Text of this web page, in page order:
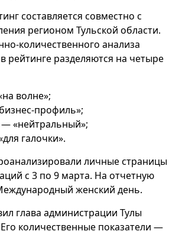
составляется совместно с
регионом Тульской области.
количественного анализа
рейтинге разделяются на четыре
волне»;
профиль»;
«нейтральный»;
галочки».
личные страницы
с 3 по 9 марта. На отчетную
женский день.
глава администрации Тулы
количественные показатели —